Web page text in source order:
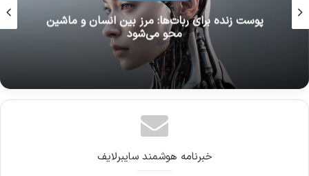
پوست زنده برای ربات‌ها: مرز بین انسان و ماشین
محو می‌شود
خبرنامه هوشمند سایبرلایف